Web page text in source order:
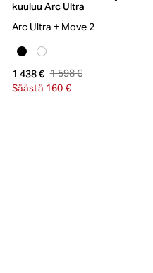
kuuluu Arc Ultra
Arc Ultra + Move 2
1 438 € 1 598 €
Säästä 160 €